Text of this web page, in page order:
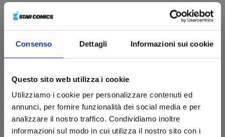
Consenso Dettagli Informazioni sui cookie
Questo sito web utilizza i cookie
Utilizziamo i cookie per personalizzare contenuti ed
annunci, per fornire funzionalità dei social media e per
analizzare il nostro traffico. Condividiamo inoltre
informazioni sul modo in cui utilizza il nostro sito con i